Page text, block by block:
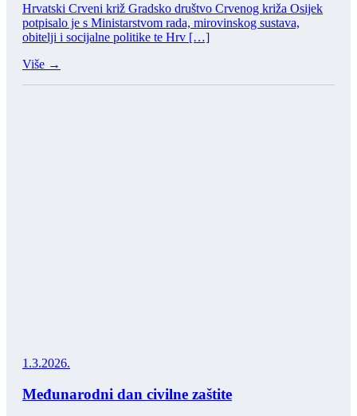
Hrvatski Crveni križ Gradsko društvo Crvenog križa Osijek
potpisalo je s Ministarstvom rada, mirovinskog sustava,
obitelji i socijalne politike te Hrv […]
Više →
1.3.2026.
Međunarodni dan civilne zaštite